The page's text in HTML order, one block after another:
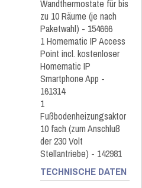
Wandthermostate für bis
zu 10 Räume (je nach
Paketwahl) - 154666
1 Homematic IP Access
Point incl. kostenloser
Homematic IP
Smartphone App -
161314
1
Fußbodenheizungsaktor
10 fach (zum Anschluß
der 230 Volt
Stellantriebe) - 142981
TECHNISCHE DATEN